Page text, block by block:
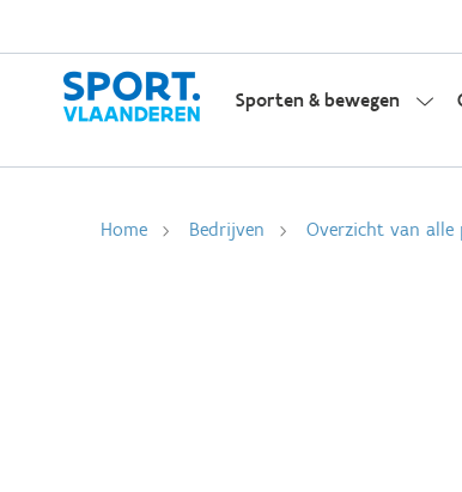
Sporten & bewegen
Home Bedrijven Overzicht van alle